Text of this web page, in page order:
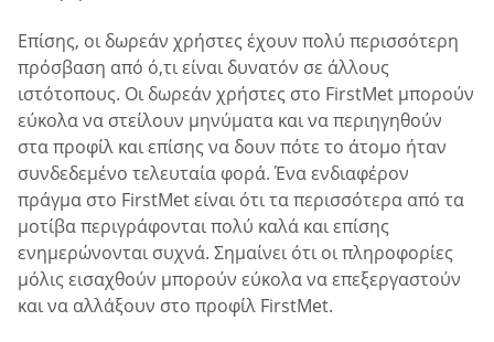
Επίσης, οι δωρεάν χρήστες έχουν πολύ περισσότερη
πρόσβαση από ό,τι είναι δυνατόν σε άλλους
ιστότοπους. Οι δωρεάν χρήστες στο FirstMet μπορούν
εύκολα να στείλουν μηνύματα και να περιηγηθούν
στα προφίλ και επίσης να δουν πότε το άτομο ήταν
συνδεδεμένο τελευταία φορά. Ένα ενδιαφέρον
πράγμα στο FirstMet είναι ότι τα περισσότερα από τα
μοτίβα περιγράφονται πολύ καλά και επίσης
ενημερώνονται συχνά. Σημαίνει ότι οι πληροφορίες
μόλις εισαχθούν μπορούν εύκολα να επεξεργαστούν
και να αλλάξουν στο προφίλ FirstMet.